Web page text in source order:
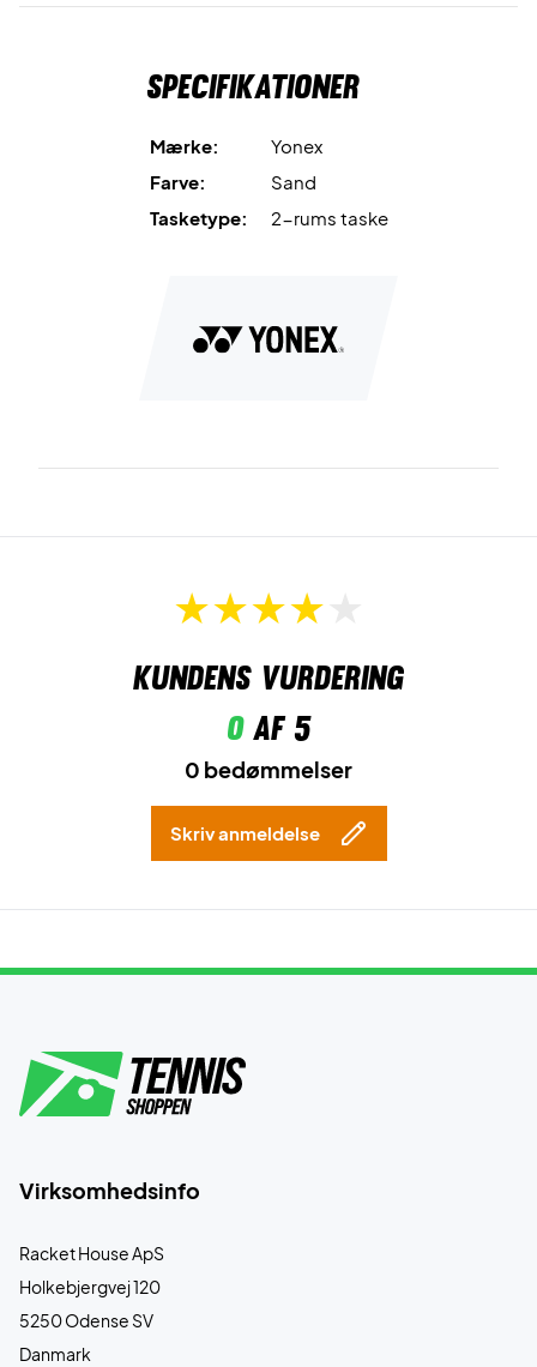
Specifikationer
Mærke:
Yonex
Farve:
Sand
Tasketype:
2-rums taske
Kundens vurdering
0af 5
0 bedømmelser
Skriv anmeldelse
Virksomhedsinfo
Racket House ApS
Holkebjergvej 120
5250 Odense SV
Danmark